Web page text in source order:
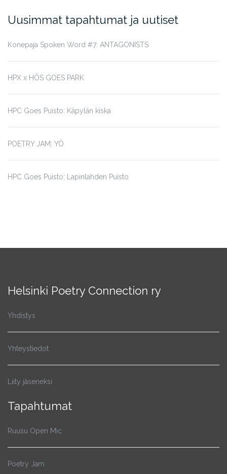
Uusimmat tapahtumat ja uutiset
Konepaja Spoken Word #7: ANTAGONISTS
HPX x HÖS GOES PARK
HPC Goes Puisto: Käpylän kiska
POETRY JAM: YÖ
HPC Goes Puisto: Lapinlahden Puisto
Helsinki Poetry Connection ry
Yhdistys
Yhteystiedot
Liity jäseneksi
Tapahtumat
Ruusu Open Mic
Poetry Jam